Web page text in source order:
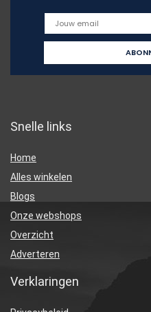
Snelle links
Home
Alles winkelen
Blogs
Onze webshops
Overzicht
Adverteren
Verklaringen